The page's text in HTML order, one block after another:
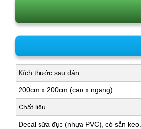
Kích thước sau dán
200cm x 200cm (cao x ngang)
Chất liệu
Decal sữa đục (nhựa PVC), có sẵn keo.